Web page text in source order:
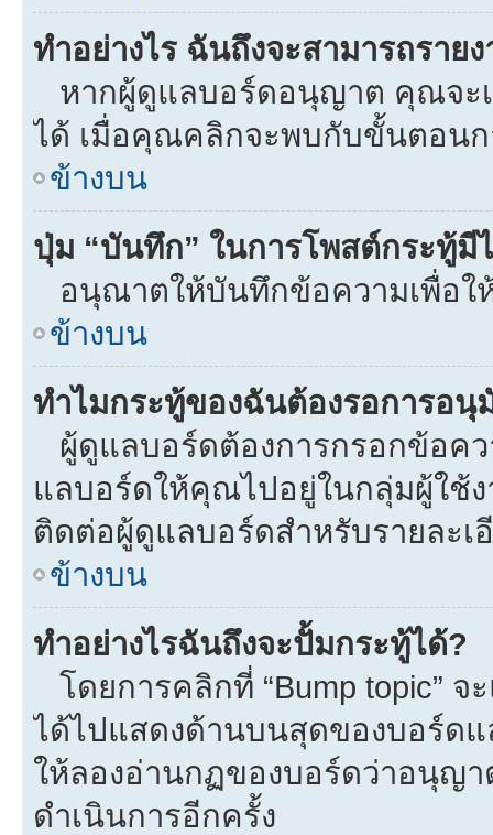
ทำอย่างไร ฉันถึงจะสามารถรา
หากผู้ดูแลบอร์ดอนุญาต คุณจะเ
ได้ เมื่อคุณคลิกจะพบกับขั้นตอนก
ข้างบน
ปุ่ม “บันทึก” ในการโพสต์กระทู้มี
อนุณาตให้บันทึกข้อความเพื่อใ
ข้างบน
ทำไมกระทู้ของฉันต้องรอการอนุ
ผู้ดูแลบอร์ดต้องการกรอกข้อค
แลบอร์ดให้คุณไปอยู่ในกลุ่มผู้ใช้
ติดต่อผู้ดูแลบอร์ดสำหรับรายละเ
ข้างบน
ทำอย่างไรฉันถึงจะปั้มกระทู้ได้?
โดยการคลิกที่ “Bump topic”
ได้ไปแสดงด้านบนสุดของบอร์ด
ให้ลองอ่านกฏของบอร์ดว่าอนุญ
ดำเนินการอีกครั้ง